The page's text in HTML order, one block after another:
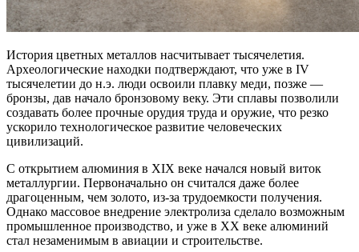
История цветных металлов насчитывает тысячелетия.
Археологические находки подтверждают, что уже в IV
тысячелетии до н.э. люди освоили плавку меди, позже —
бронзы, дав начало бронзовому веку. Эти сплавы позволили
создавать более прочные орудия труда и оружие, что резко
ускорило технологическое развитие человеческих
цивилизаций.
С открытием алюминия в XIX веке начался новый виток
металлургии. Первоначально он считался даже более
драгоценным, чем золото, из-за трудоемкости получения.
Однако массовое внедрение электролиза сделало возможным
промышленное производство, и уже в XX веке алюминий
стал незаменимым в авиации и строительстве.